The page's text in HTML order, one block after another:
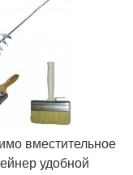
вместительное
удобной